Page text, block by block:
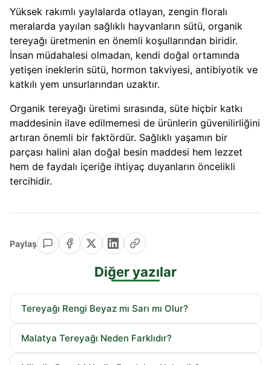
Yüksek rakımlı yaylalarda otlayan, zengin floralı
meralarda yayılan sağlıklı hayvanların sütü, organik
tereyağı üretmenin en önemli koşullarından biridir.
İnsan müdahalesi olmadan, kendi doğal ortamında
yetişen ineklerin sütü, hormon takviyesi, antibiyotik ve
katkılı yem unsurlarından uzaktır.
Organik tereyağı üretimi sırasında, süte hiçbir katkı
maddesinin ilave edilmemesi de ürünlerin güvenilirliğini
artıran önemli bir faktördür. Sağlıklı yaşamın bir
parçası halini alan doğal besin maddesi hem lezzet
hem de faydalı içeriğe ihtiyaç duyanların öncelikli
tercihidir.
Paylaş
Diğer yazılar
Tereyağı Rengi Beyaz mı Sarı mı Olur?
Malatya Tereyağı Neden Farklıdır?